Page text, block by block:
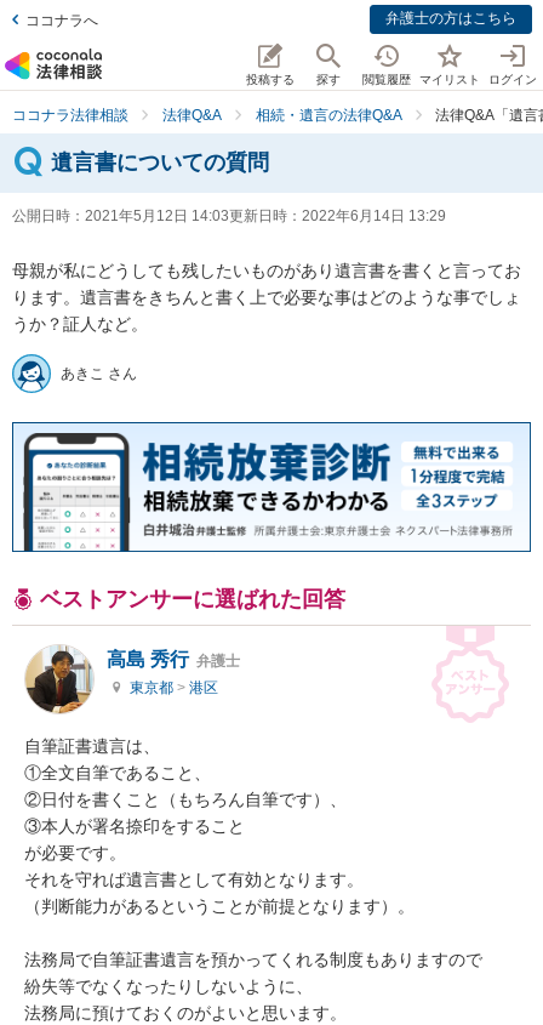
ココナラへ 弁護士の方はこちら
投稿する 探す 閲覧履歴 マイリスト ログイン
ココナラ法律相談 法律Q&A 相続・遺言の法律Q&A 法律Q&A「遺
遺言書についての質問
公開日時： 2021年5月12日 14:03更新日時： 2022年6月14日 13:29
母親が私にどうしても残したいものがあり遺言書を書くと言ってお
ります。遺言書をきちんと書く上で必要な事はどのような事でしょ
うか？証人など。
あきこ さん
ベストアンサーに選ばれた回答
高島 秀行 弁護士
東京都 > 港区
自筆証書遺言は、
①全文自筆であること、
②日付を書くこと（もちろん自筆です）、
③本人が署名捺印をすること
が必要です。
それを守れば遺言書として有効となります。
（判断能力があるということが前提となります）。
法務局で自筆証書遺言を預かってくれる制度もありますので
紛失等でなくなったりしないように、
法務局に預けておくのがよいと思います。